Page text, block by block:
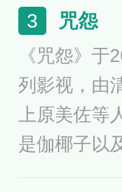
获得欧洲三
电影在日本
3 咒怨
《咒怨》
列影视，由
上原美佐
是伽椰子以